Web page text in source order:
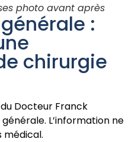
photo avant après
:
chirurgie
Docteur Franck
L’information ne
médical.